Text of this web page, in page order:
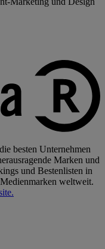
besten Unternehmen
Marken und
und Bestenlisten in
weltweit.